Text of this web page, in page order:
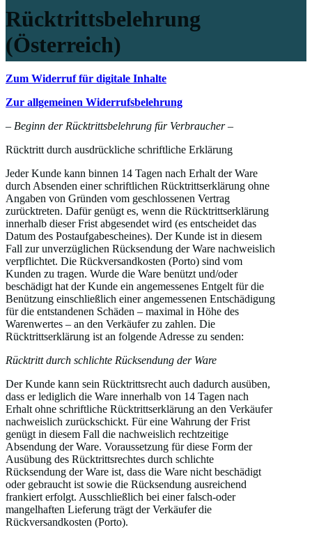
Rücktrittsbelehrung
(Österreich)
Zum Widerruf für digitale Inhalte
Zur allgemeinen Widerrufsbelehrung
– Beginn der Rücktrittsbelehrung für Verbraucher –
Rücktritt durch ausdrückliche schriftliche Erklärung
Jeder Kunde kann binnen 14 Tagen nach Erhalt der Ware
durch Absenden einer schriftlichen Rücktrittserklärung ohne
Angaben von Gründen vom geschlossenen Vertrag
zurücktreten. Dafür genügt es, wenn die Rücktrittserklärung
innerhalb dieser Frist abgesendet wird (es entscheidet das
Datum des Postaufgabescheines). Der Kunde ist in diesem
Fall zur unverzüglichen Rücksendung der Ware nachweislich
verpflichtet. Die Rückversandkosten (Porto) sind vom
Kunden zu tragen. Wurde die Ware benützt und/oder
beschädigt hat der Kunde ein angemessenes Entgelt für die
Benützung einschließlich einer angemessenen Entschädigung
für die entstandenen Schäden – maximal in Höhe des
Warenwertes – an den Verkäufer zu zahlen. Die
Rücktrittserklärung ist an folgende Adresse zu senden:
Rücktritt durch schlichte Rücksendung der Ware
Der Kunde kann sein Rücktrittsrecht auch dadurch ausüben,
dass er lediglich die Ware innerhalb von 14 Tagen nach
Erhalt ohne schriftliche Rücktrittserklärung an den Verkäufer
nachweislich zurückschickt. Für eine Wahrung der Frist
genügt in diesem Fall die nachweislich rechtzeitige
Absendung der Ware. Voraussetzung für diese Form der
Ausübung des Rücktrittsrechtes durch schlichte
Rücksendung der Ware ist, dass die Ware nicht beschädigt
oder gebraucht ist sowie die Rücksendung ausreichend
frankiert erfolgt. Ausschließlich bei einer falsch-oder
mangelhaften Lieferung trägt der Verkäufer die
Rückversandkosten (Porto).